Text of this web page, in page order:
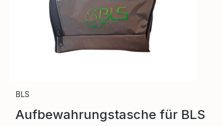
BLS
Aufbewahrungstasche für BLS